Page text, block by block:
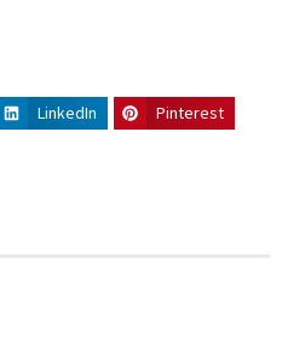
LinkedIn
Pinterest